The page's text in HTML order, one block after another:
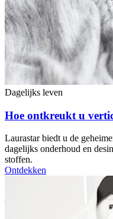
Dagelijks leven
Hoe ontkreukt u
Laurastar biedt u de
dagelijks onderhoud en
stoffen.
Ontdekken